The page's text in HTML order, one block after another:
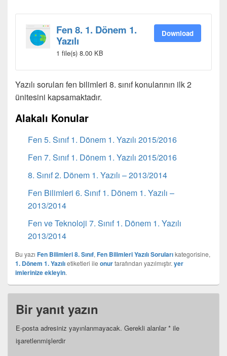
Fen 8. 1. Dönem 1.
Yazılı
1 file(s) 8.00 KB
Download
Yazılı soruları fen bilimleri 8. sınıf konularının ilk 2
ünitesini kapsamaktadır.
Alakalı Konular
Fen 5. Sınıf 1. Dönem 1. Yazılı 2015/2016
Fen 7. Sınıf 1. Dönem 1. Yazılı 2015/2016
8. Sınıf 2. Dönem 1. Yazılı – 2013/2014
Fen Bilimleri 6. Sınıf 1. Dönem 1. Yazılı –
2013/2014
Fen ve Teknoloji 7. Sınıf 1. Dönem 1. Yazılı
2013/2014
Bu yazı Fen Bilimleri 8. Sınıf, Fen Bilimleri Yazılı Sorularıkategorisine,
1. Dönem 1. Yazılıetiketleri ile onurtarafından yazılmıştır. yer
imlerinize ekleyin.
Bir yanıt yazın
E-posta adresiniz yayınlanmayacak. Gerekli alanlar* ile
işaretlenmişlerdir